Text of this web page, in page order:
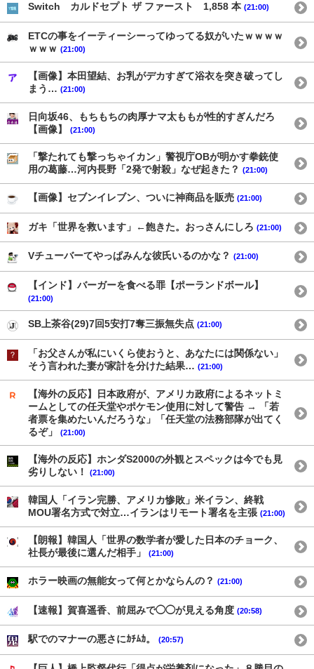
Switch カルドセプト ザ ファースト 1,858 本 (21:00)
ETCの事をイーティーシーってゆってる奴がいたｗｗｗｗ
ｗｗｗ (21:00)
【画像】本田望結、お乳がデカすぎて浴衣を突き破ってし
まう… (21:00)
日向坂46、もちもちの肉厚ナマ太ももが性的すぎんだろ
【画像】
(21:00)
「撃たれても撃っちゃイカン」警視庁OBが明かす拳銃使
用の葛藤…河内長野「2発で射殺」なぜ起きた？ (21:00)
【画像】セブンイレブン、ついに神商品を販売 (21:00)
ガキ「世界を救います」←飽きた。おっさんにしろ (21:00)
Vチューバーてやっぱみんな彼氏いるのかな？ (21:00)
【インド】バーガーを食べる罪【ポーランドボール】
(21:00)
SB上茶谷(29)7回5安打7奪三振無失点 (21:00)
「お父さんが私にいくら使おうと、あなたには関係ない」
そう言われた妻が家計を分けた結果… (21:00)
【海外の反応】日本政府が、アメリカ政府によるネットミ
ームとしての任天堂やポケモン使用に対して警告 → 「若
者票を集めたいんだろうな」「任天堂の法務部隊が出てく
るぞ」
(21:00)
【海外の反応】ホンダS2000の外観とスペックは今でも見
劣りしない！
(21:00)
韓国人「イラン完勝、アメリカ惨敗」米イラン、終戦
MOU署名方式で対立…イランはリモート署名を主張 (21:00)
【朗報】韓国人「世界の数学者が愛した日本のチョーク、
社長が最後に選んだ相手」
(21:00)
ホラー映画の無能女って何とかならんの？ (21:00)
【速報】賀喜遥香、前屈みで◯◯が見える角度 (20:58)
駅でのマナーの悪さにｶﾁﾑｶ。 (20:57)